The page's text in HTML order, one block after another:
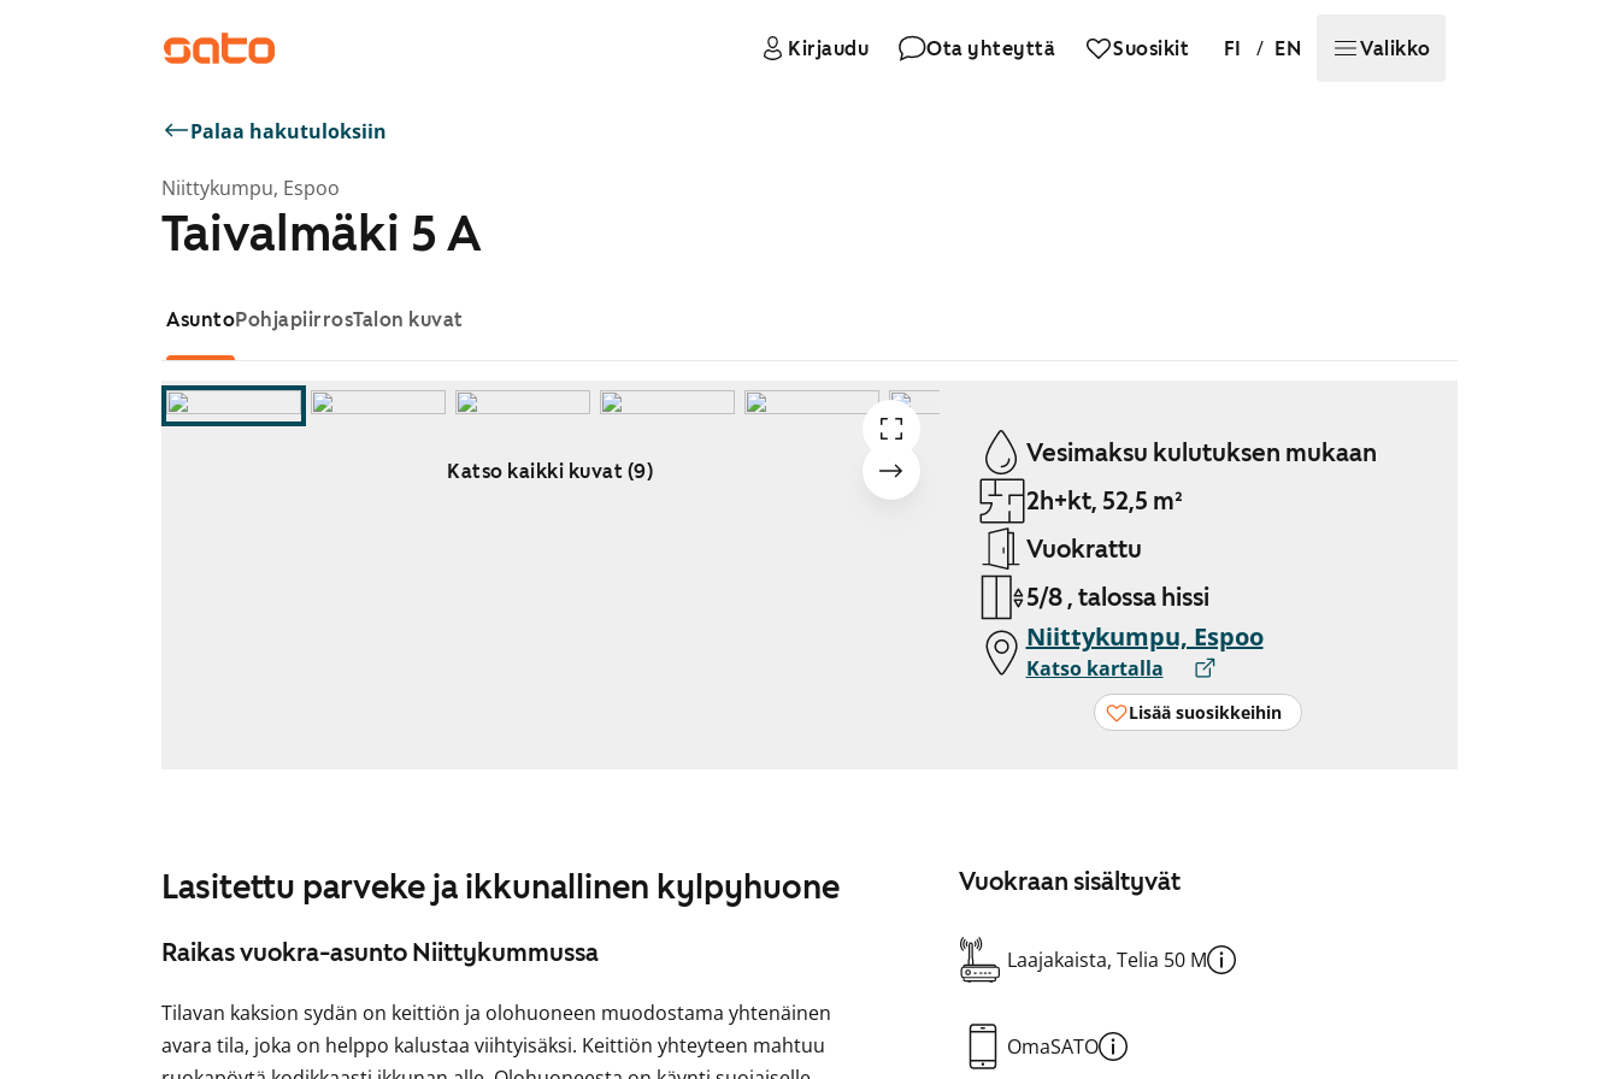
Kirjaudu Ota yhteyttä Suosikit FI / EN Valikko
Palaa hakutuloksiin
Niittykumpu, Espoo
Taivalmäki 5 A
AsuntoPohjapiirrosTalon kuvat
Katso kaikki kuvat (9)
Vesimaksu kulutuksen mukaan
2h+kt, 52,5 m²
Vuokrattu
5/8 , talossa hissi
Niittykumpu, Espoo
Katso kartalla
Lisää suosikkeihin
Lasitettu parveke ja ikkunallinen kylpyhuone
Raikas vuokra-asunto Niittykummussa
Tilavan kaksion sydän on keittiön ja olohuoneen muodostama yhtenäinen
avara tila, joka on helppo kalustaa viihtyisäksi. Keittiön yhteyteen mahtuu
Vuokraan sisältyvät
Laajakaista, Telia 50 M
OmaSATO